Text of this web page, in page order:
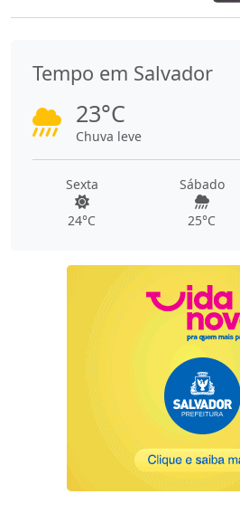
Tempo em Salvador
23°C
Chuva leve
Sexta
24°C
Sábado
25°C